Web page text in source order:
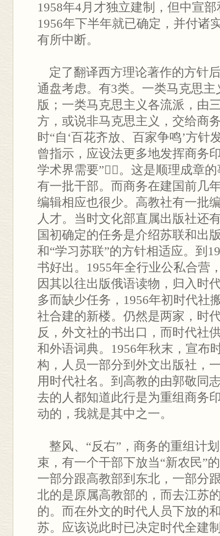
1958年4月才独立建制，但中宣
1956年下半年就已确定，并付诸
有所中断。
定了翻译西方理论著作的方针
通盘考虑。有3类。一类马克思
版；一类马克思主义各流派，由
方，或说非马克思主义，交给商
时“自‘百花齐放、百家争鸣’方针
曾指示，应设法更多地发挥商务
学术界需要”④。这是顺理成章
有一批干部。而商务在建国前几
编辑相应也很少。高教社有一批
人才。当时文化部直属出版社还
国初确定的任务是介绍苏联和出
和“学习苏联”的方针相适应。到
书好出。1955年全行业公私合营
因其以往出版俄语读物，归入时
多而缺少任务，1956年初时代社
社合建的新楼。仍然是两家，时
反，外文社的书出口，而时代社
和外语词典。1956年秋末，宣布
构，人员一部分到外文出版社，
用时代社名。到高教的由郭敬同
去的人都知道此行是为重组商务
动的，我就是其中之一。
整风、“反右”，商务的重组计
束，有一个干部下放当“新农民”
一部分跟高教部到东北，一部分
北的是原属高教部的，而去江苏
的。而在外文的时代人员下放的
苏。应该说此时已决定时代全建